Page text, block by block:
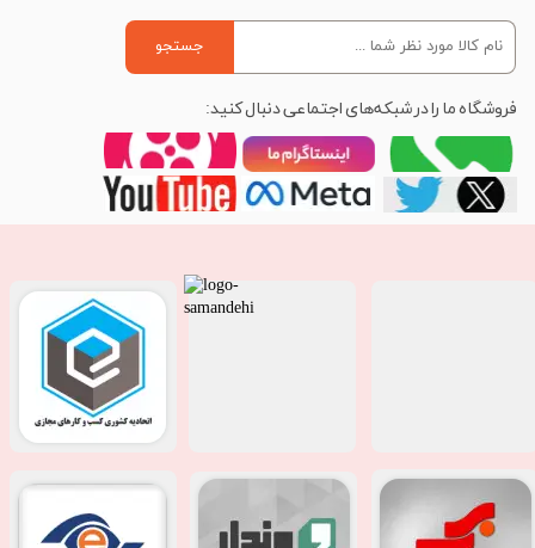
جستجو
فروشگاه ما را در شبکه‌های اجتماعی دنبال کنید: